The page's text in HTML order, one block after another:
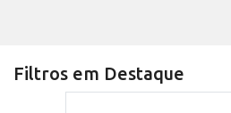
Filtros em Destaque